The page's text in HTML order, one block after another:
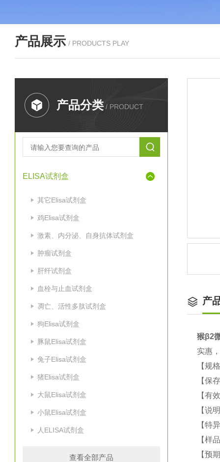
产品展示 / PRODUCTS PLAY
产品分类 / PRODUCT
ELISA试剂盒
其它Elisa试剂盒
鸡Elisa试剂盒
激素、内分泌、自身抗体试剂盒
肿瘤试剂盒
肝纤试剂盒
血栓与止血试剂盒
凋亡、活性多肽试剂盒
狗Elisa试剂盒
豚鼠Elisa试剂盒
兔子Elisa试剂盒
猪Elisa试剂盒
大鼠Elisa试剂盒
小鼠Elisa试剂盒
人ELISA试剂盒
查看全部产品
产
猴β2
实惠
【规
【保
【有
【说
【特
【样
【预